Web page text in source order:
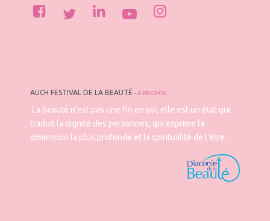
AUCH FESTIVAL DE LA BEAUTÉ -À PROPOS
La beauté n'est pas une fin en soi, elle est un état qui
traduit la dignité des personnes, qui exprime la
dimension la plus profonde et la spiritualité de l'être.